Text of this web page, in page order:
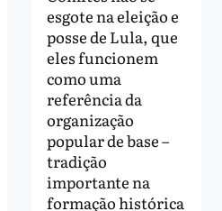
esgote na eleição e
posse de Lula, que
eles funcionem
como uma
referência da
organização
popular de base –
tradição
importante na
formação histórica